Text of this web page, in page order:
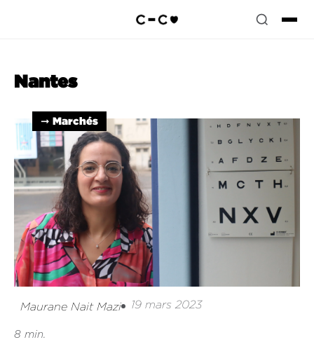
Nantes
➞ Marchés
Maurane Nait Mazi 19 mars 2023
8 min.